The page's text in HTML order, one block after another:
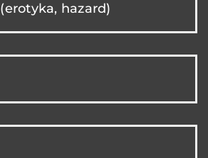
hazard)